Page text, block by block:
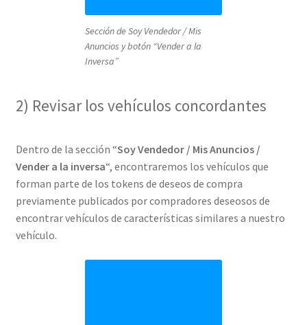
Sección de Soy Vendedor / Mis
Anuncios y botón “Vender a la
Inversa”
2) Revisar los vehículos concordantes
Dentro de la sección “Soy Vendedor / Mis Anuncios /
Vender a la inversa“, encontraremos los vehículos que
forman parte de los tokens de deseos de compra
previamente publicados por compradores deseosos de
encontrar vehículos de características similares a nuestro
vehículo.